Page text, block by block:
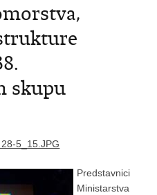
skupu
Predstavnici
Ministarstva